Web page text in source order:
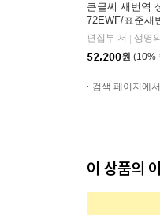
큰글씨 새번역
72EWF/표준새
단본/무지퍼/
인/주석 없음/뉴
이비)
편집부 저
생명
52,200원 (10%
검색 페이지에
이 상품의